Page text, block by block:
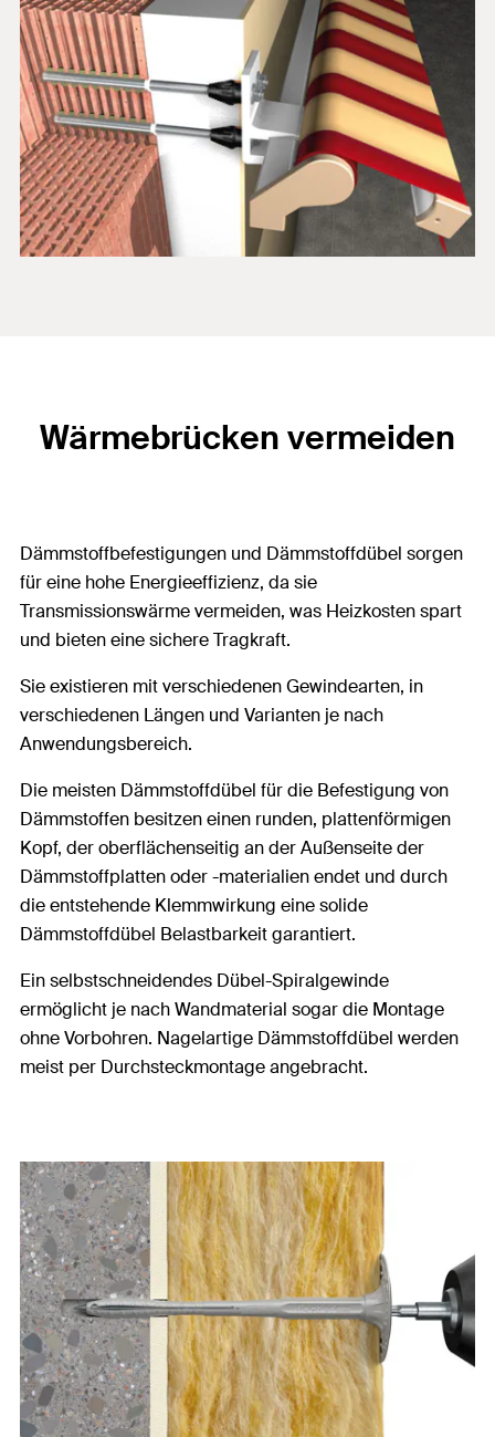
Wärmebrücken vermeiden
Dämmstoffbefestigungen und Dämmstoffdübel sorgen
für eine hohe Energieeffizienz, da sie
Transmissionswärme vermeiden, was Heizkosten spart
und bieten eine sichere Tragkraft.
Sie existieren mit verschiedenen Gewindearten, in
verschiedenen Längen und Varianten je nach
Anwendungsbereich.
Die meisten Dämmstoffdübel für die Befestigung von
Dämmstoffen besitzen einen runden, plattenförmigen
Kopf, der oberflächenseitig an der Außenseite der
Dämmstoffplatten oder -materialien endet und durch
die entstehende Klemmwirkung eine solide
Dämmstoffdübel Belastbarkeit garantiert.
Ein selbstschneidendes Dübel-Spiralgewinde
ermöglicht je nach Wandmaterial sogar die Montage
ohne Vorbohren. Nagelartige Dämmstoffdübel werden
meist per Durchsteckmontage angebracht.